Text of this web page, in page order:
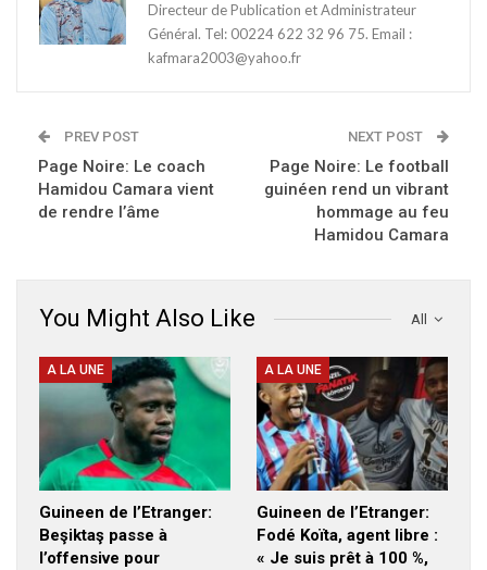
Directeur de Publication et Administrateur
Général. Tel: 00224 622 32 96 75. Email :
kafmara2003@yahoo.fr
PREV POST
Page Noire: Le coach
Hamidou Camara vient
de rendre l’âme
NEXT POST
Page Noire: Le football
guinéen rend un vibrant
hommage au feu
Hamidou Camara
All
You Might Also Like
A LA UNE
Guineen de l’Etranger:
Beşiktaş passe à
l’offensive pour
A LA UNE
Guineen de l’Etranger:
Fodé Koïta, agent libre :
« Je suis prêt à 100 %,